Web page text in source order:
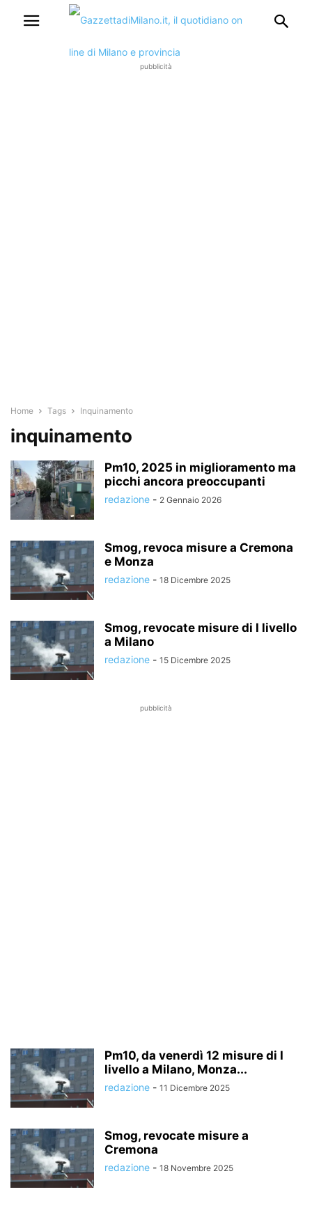
pubblicità
Home Tags Inquinamento
inquinamento
Pm10, 2025 in miglioramento ma
picchi ancora preoccupanti
redazione - 2 Gennaio 2026
Smog, revoca misure a Cremona
e Monza
redazione - 18 Dicembre 2025
Smog, revocate misure di I livello
a Milano
redazione - 15 Dicembre 2025
pubblicità
Pm10, da venerdì 12 misure di I
livello a Milano, Monza...
redazione - 11 Dicembre 2025
Smog, revocate misure a
Cremona
redazione - 18 Novembre 2025